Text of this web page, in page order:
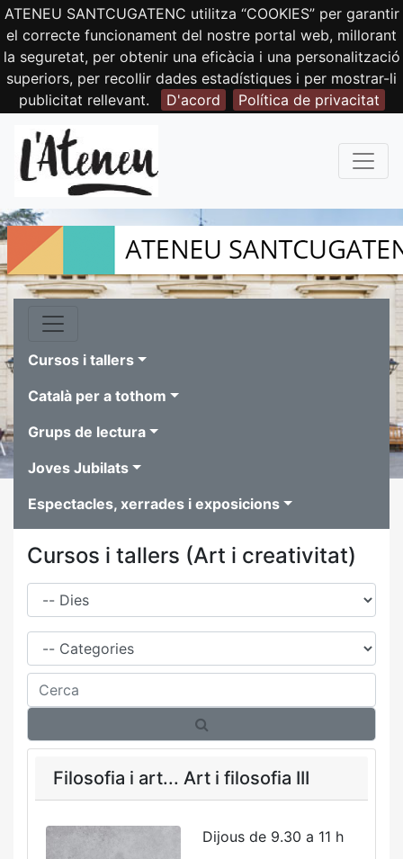
ATENEU SANTCUGATENC utilitza “COOKIES” per garantir
el correcte funcionament del nostre portal web, millorant
la seguretat, per obtenir una eficàcia i una personalització
superiors, per recollir dades estadístiques i per mostrar-li
publicitat rellevant.
D'acord Política de privacitat
Cursos i tallers
Català per a tothom
Grups de lectura
Joves Jubilats
Espectacles, xerrades i exposicions
Cursos i tallers (Art i creativitat)
Dies
Família
Cerca
Filosofia i art... Art i filosofia III
Dijous de 9.30 a 11 h